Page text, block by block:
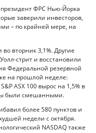
ФРС Нью-Йорка
заверили инвесторов,
– по крайней мере, на
вторник 3,1%. Другие
стрит и восстановили
Федеральной резервной
на прошлой неделе:
ASX 100 вырос на 1,5% в
были смешанными.
более 580 пунктов и
недели с октября.
NASDAQ также